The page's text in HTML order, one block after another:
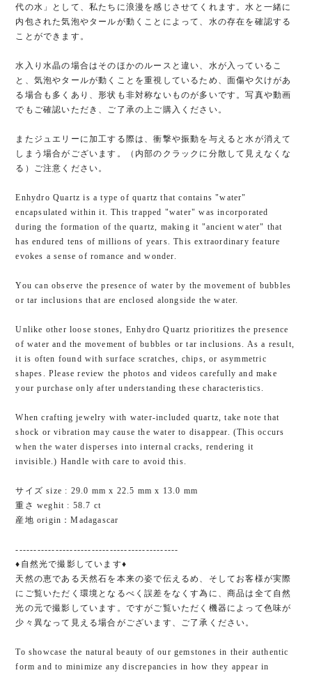
代の水」として、私たちに浪漫を感じさせてくれます。水と一緒に
内包された気泡やタールが動くことによって、水の存在を確認する
ことができます。
水入り水晶の場合はそのほかのルースと違い、水が入っているこ
と、気泡やタールが動くことを重視しているため、面傷や欠けがあ
る場合も多くあり、形状も非対称ないものが多いです。写真や動画
でもご確認いただき、ご了承の上ご購入ください。
またジュエリーに加工する際は、衝撃や振動を与えると水が消えて
しまう場合がございます。（内部のクラックに分散して見えなくな
る）ご注意ください。
Enhydro Quartz is a type of quartz that contains "water"
encapsulated within it. This trapped "water" was incorporated
during the formation of the quartz, making it "ancient water" that
has endured tens of millions of years. This extraordinary feature
evokes a sense of romance and wonder.
You can observe the presence of water by the movement of bubbles
or tar inclusions that are enclosed alongside the water.
Unlike other loose stones, Enhydro Quartz prioritizes the presence
of water and the movement of bubbles or tar inclusions. As a result,
it is often found with surface scratches, chips, or asymmetric
shapes. Please review the photos and videos carefully and make
your purchase only after understanding these characteristics.
When crafting jewelry with water-included quartz, take note that
shock or vibration may cause the water to disappear. (This occurs
when the water disperses into internal cracks, rendering it
invisible.) Handle with care to avoid this.
サイズ size : 29.0 mm x 22.5 mm x 13.0 mm
重さ weghit : 58.7 ct
産地 origin：Madagascar
---------------------------------------------
♦自然光で撮影しています♦
天然の恵である天然石を本来の姿で伝えるめ、そしてお客様が実際
にご覧いただく環境となるべく誤差をなくす為に、商品は全て自然
光の元で撮影しています。ですがご覧いただく機器によって色味が
少々異なって見える場合がございます、ご了承ください。
To showcase the natural beauty of our gemstones in their authentic
form and to minimize any discrepancies in how they appear in